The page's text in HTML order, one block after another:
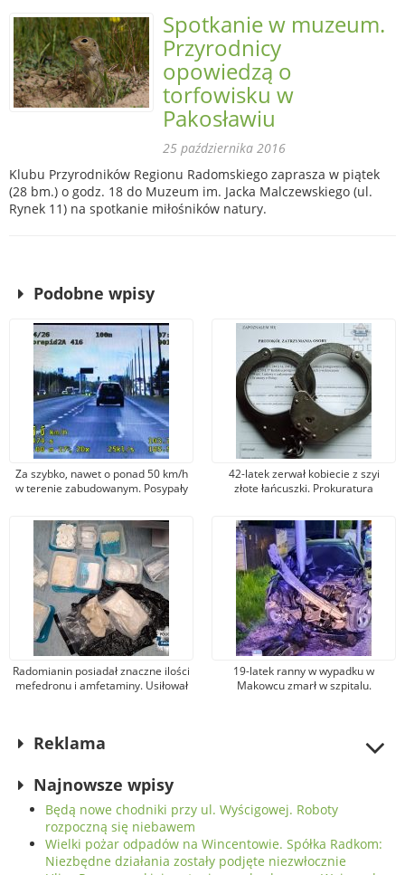
Spotkanie w muzeum.
Przyrodnicy
opowiedzą o
torfowisku w
Pakosławiu
25 października 2016
Klubu Przyrodników Regionu Radomskiego zaprasza w piątek
(28 bm.) o godz. 18 do Muzeum im. Jacka Malczewskiego (ul.
Rynek 11) na spotkanie miłośników natury.
Podobne wpisy
Za szybko, nawet o ponad 50 km/h
w terenie zabudowanym. Posypały
42-latek zerwał kobiecie z szyi
złote łańcuszki. Prokuratura
zuchwałej
Radomianin posiadał znaczne ilości
mefedronu i amfetaminy. Usiłował
19-latek ranny w wypadku w
Makowcu zmarł w szpitalu.
Reklama
Najnowsze wpisy
Będą nowe chodniki przy ul. Wyścigowej. Roboty
rozpoczną się niebawem
Wielki pożar odpadów na Wincentowie. Spółka Radkom:
Niezbędne działania zostały podjęte niezwłocznie